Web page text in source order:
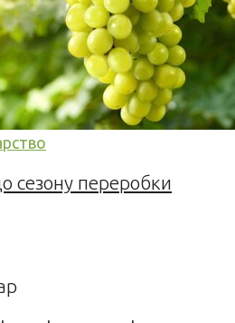
сезону переробки